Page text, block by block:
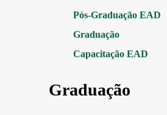
Pós-Graduação EAD
Graduação
Capacitação EAD
Graduação